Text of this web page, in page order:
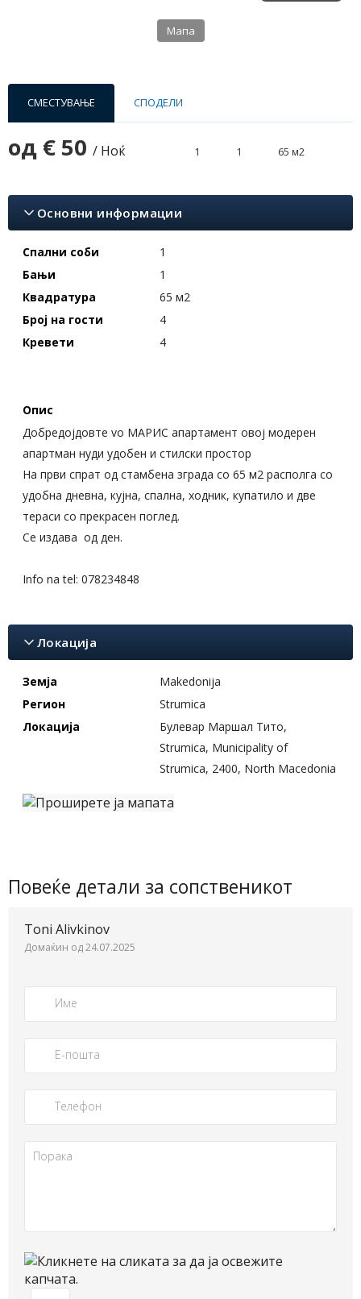
Мапа
СМЕСТУВАЊЕ СПОДЕЛИ
од € 50 / Ноќ 1 1 65 м2
Основни информации
Спални соби
1
Бањи
1
Квадратура
65 м2
Број на гости
4
Кревети
4
Опис
Добредојдовте vo МАРИС апартамент овој модерен
апартман нуди удобен и стилски простор
На први спрат од стамбена зграда со 65 м2 располга со
удобна дневна, кујна, спална, ходник, купатило и две
тераси со прекрасен поглед.
Се издава од ден.
Info na tel: 078234848
Локација
Земја
Makedonija
Регион
Strumica
Локација
Булевар Маршал Тито,
Strumica, Municipality of
Strumica, 2400, North Macedonia
Повеќе детали за сопственикот
Toni Alivkinov
Домаќин од 24.07.2025